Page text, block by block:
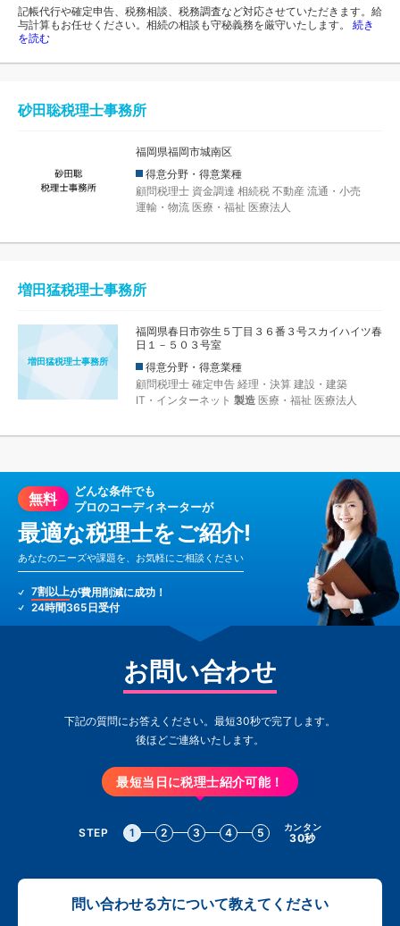
記帳代行や確定申告、税務相談、税務調査など対応させていただきます。給
与計算もお任せください。相続の相談も守秘義務を厳守いたします。 続き
を読む
砂田聡税理士事務所
福岡県福岡市城南区
得意分野・得意業種
顧問税理士 資金調達 相続税 不動産 流通・小売
運輸・物流 医療・福祉 医療法人
増田猛税理士事務所
増田猛税理士事務所
福岡県春日市弥生５丁目３６番３号スカイハイツ春
日１－５０３号室
得意分野・得意業種
顧問税理士 確定申告 経理・決算 建設・建築
IT・インターネット 製造 医療・福祉 医療法人
無料
どんな条件でも
プロのコーディネーターが
最適な税理士をご紹介!
あなたのニーズや課題を、お気軽にご相談ください
7割以上が費用削減に成功！
24時間365日受付
お問い合わせ
下記の質問にお答えください。最短30秒で完了します。
後ほどご連絡いたします。
最短当日に税理士紹介可能！
STEP 1 2 3 4 5 カンタン
30秒
問い合わせる方について教えてください